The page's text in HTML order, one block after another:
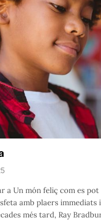
a Un món feliç com es
amb plaers
més tard, Ray